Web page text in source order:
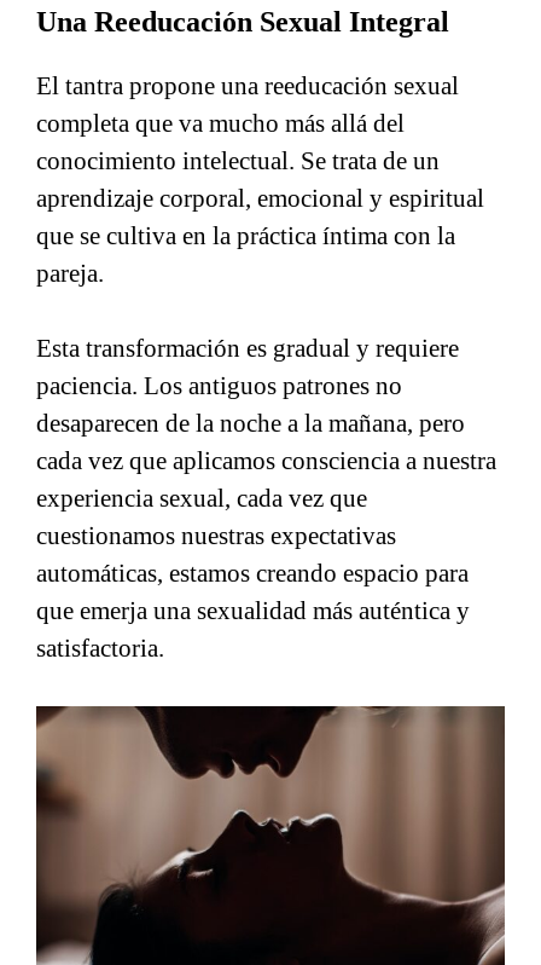
Una Reeducación Sexual Integral
El tantra propone una reeducación sexual
completa que va mucho más allá del
conocimiento intelectual. Se trata de un
aprendizaje corporal, emocional y espiritual
que se cultiva en la práctica íntima con la
pareja.
Esta transformación es gradual y requiere
paciencia. Los antiguos patrones no
desaparecen de la noche a la mañana, pero
cada vez que aplicamos consciencia a nuestra
experiencia sexual, cada vez que
cuestionamos nuestras expectativas
automáticas, estamos creando espacio para
que emerja una sexualidad más auténtica y
satisfactoria.